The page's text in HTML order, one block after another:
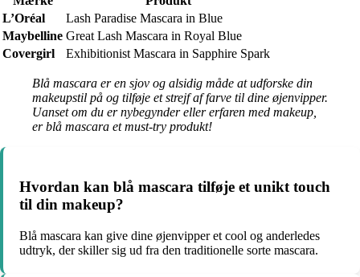
L’Oréal
Lash Paradise Mascara in Blue
Maybelline Great Lash Mascara in Royal Blue
Covergirl
Exhibitionist Mascara in Sapphire Spark
Blå mascara er en sjov og alsidig måde at udforske din
makeupstil på og tilføje et strejf af farve til dine øjenvipper.
Uanset om du er nybegynder eller erfaren med makeup,
er blå mascara et must-try produkt!
Hvordan kan blå mascara tilføje et unikt touch
til din makeup?
Blå mascara kan give dine øjenvipper et cool og anderledes
udtryk, der skiller sig ud fra den traditionelle sorte mascara.